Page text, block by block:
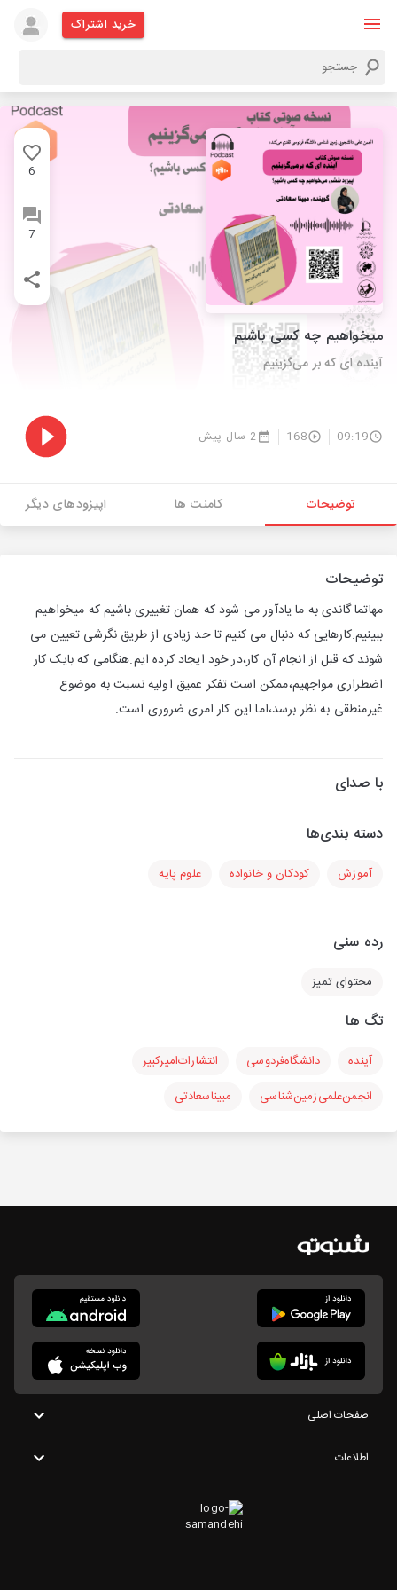
خرید اشتراک
6
7
میخواهیم چه کسی باشیم
آینده ای که بر ‌می‌گزینیم
09:19
168 2 سال پیش
توضیحات کامنت ها اپیزودهای دیگر
توضیحات
مهاتما گاندی به ما یادآور می شود که همان تغییری باشیم که میخواهیم
ببینیم.کارهایی که دنبال می کنیم تا حد زیادی از طریق نگرشی تعیین می
شوند که قبل از انجام آن کار،در خود ایجاد کرده ایم.هنگامی که بایک کار
اضطراری مواجهیم،ممکن است تفکر عمیق اولیه نسبت به موضوع
غیرمنطقی به نظر برسد،اما این کار امری ضروری است.
با صدای
دسته بندی‌ها
آموزش کودکان و خانواده علوم پایه
رده سنی
محتوای تمیز
تگ ها
آینده دانشگاه‌فردوسی
انتشارات‌امیرکبیر
انجمن‌علمی‌زمین‌شناسی
مبیناسعادتی
صفحات اصلی
اطلاعات